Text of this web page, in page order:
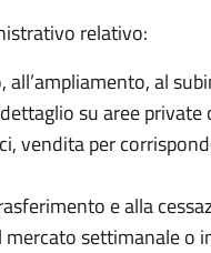
relativo:
al
su aree
vendita per
e alla
mercato settimanale o